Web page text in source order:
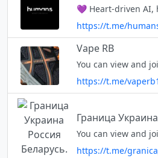
https://t.me/
Vape RB
https://t.me/
https://t.me/